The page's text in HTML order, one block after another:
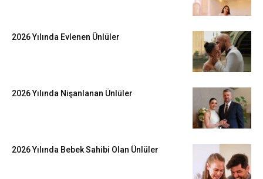
2026 Yılında Evlenen Ünlüler
2026 Yılında Nişanlanan Ünlüler
2026 Yılında Bebek Sahibi Olan Ünlüler